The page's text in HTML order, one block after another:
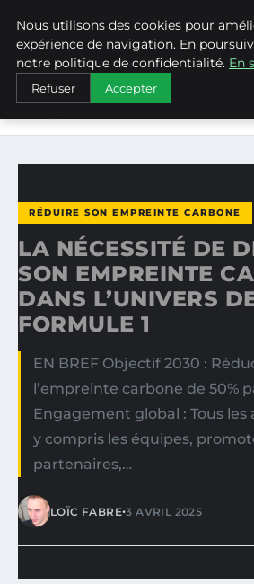
ACCUEIL
RÉDUIRE SON EMPREINTE
LA NÉCESSITÉ DE DIMINUER SON
RÉDUIRE SON EMPREINTE CARBONE
LA NÉCESSITÉ DE
SON EMPREINTE
DANS L’UNIVERS
FORMULE 1
EN BREF Objectif 2030 :
l’empreinte carbone de 50%
Engagement global : Tous
y compris les équipes,
partenaires,…
LOÏC FABRE•3 AVRIL 2025
Nous utilisons des cookies pour
expérience de navigation. En
notre politique de confidentialité. En
Refuser Accepter